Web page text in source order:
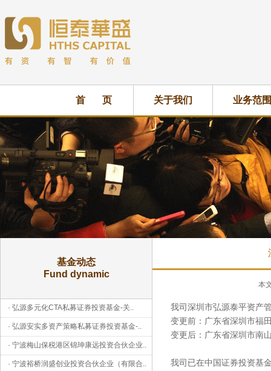
首 页 关于我们 业务范围
基金动态
Fund dynamic
· 弘源多元化CTA私募证券投资基金-关..
· 弘源安实多资产策略私募证券投资基金-..
· 宁波梅山保税港区锦珅康远投资合伙企业..
· 宁波裕桥润盛创业投资合伙企业（有限合..
本
我司深圳市弘源泰平资产
变更前：广东省深圳市福
变更后：广东省深圳市南
我司已在中国证券投资基